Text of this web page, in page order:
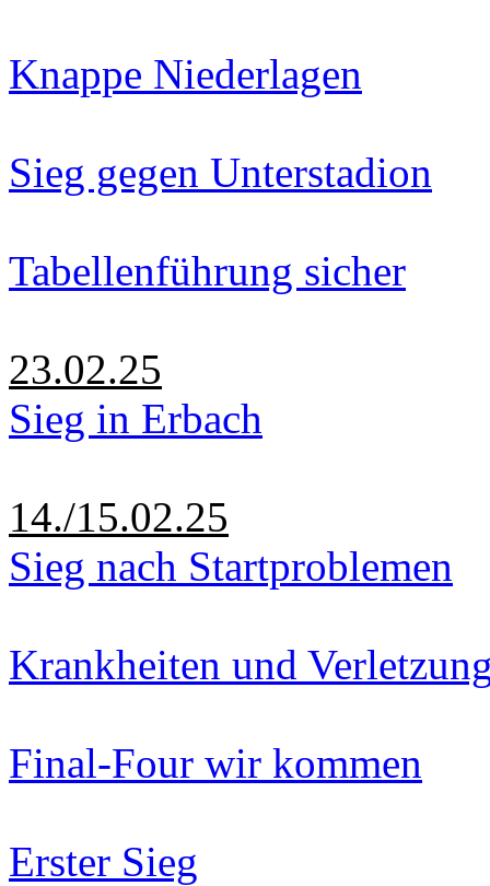
Knappe Niederlagen
Sieg gegen Unterstadion
Tabellenführung sicher
23.02.25
Sieg in Erbach
14./15.02.25
Sieg nach Startproblemen
Krankheiten und
Final-Four wir kommen
Erster Sieg